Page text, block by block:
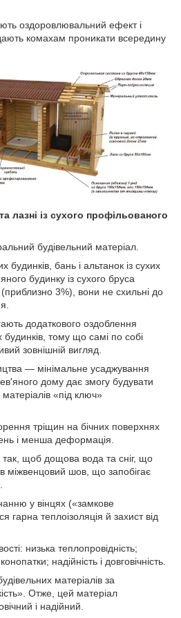
оздоровлювальний ефект і
комахам проникати всередину
лазні із сухого профільованого
будівельний матеріал.
будинків, бань і альтанок із сухих
будинку із сухого бруса
3%), вони не схильні до
додаткового оздоблення
тому що самі по собі
зовнішній вигляд.
— мінімальне усаджування
дому дає змогу будувати
«під ключ»
тріщин на бічних поверхнях
і менша деформація.
щоб дощова вода та сніг, що
міжвенцовий шов, що запобігає
у вінцях («замкове
гарна теплоізоляція й захист від
низька теплопровідність;
надійність і довговічність.
матеріалів за
Отже, цей матеріал
і надійний.